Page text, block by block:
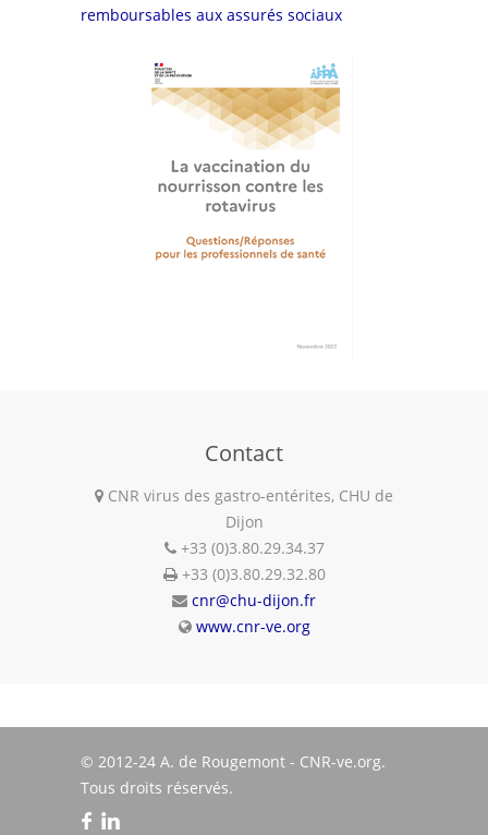
remboursables aux assurés sociaux
Contact
CNR virus des gastro-entérites, CHU de
Dijon
+33 (0)3.80.29.34.37
+33 (0)3.80.29.32.80
cnr@chu-dijon.fr
www.cnr-ve.org
© 2012-24 A. de Rougemont - CNR-ve.org.
Tous droits réservés.